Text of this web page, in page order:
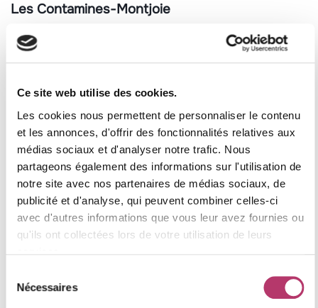
Ce site web utilise des cookies.
Les cookies nous permettent de personnaliser le contenu
et les annonces, d'offrir des fonctionnalités relatives aux
médias sociaux et d'analyser notre trafic. Nous
partageons également des informations sur l'utilisation de
notre site avec nos partenaires de médias sociaux, de
publicité et d'analyse, qui peuvent combiner celles-ci
avec d'autres informations que vous leur avez fournies ou
qu'ils ont collectées lors de votre utilisation de leurs
Nécessaires
Les Contamines-Montjoie
Les Contamines-Montjoie est un village alpin qui séduit
pour les amateurs de randonnée et de sports d’hiver. Le
village propose également de nombreux événements
culturels tout au long de l’année, ce qui en fait une
destination dynamique.
Attrait
Détails
Type de village Alpin
Altitude
1 164 m
Activités
Ski, randonnée, festivals
Conflans est un village historique situé à proximité de
Albertville. Il offre des vues imprenables sur la vallée et